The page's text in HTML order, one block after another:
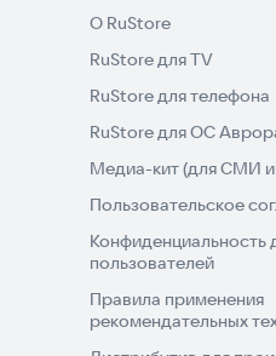
О RuStore
RuStore для TV
RuStore для телефона
RuStore для ОС
Медиа-кит (для СМИ и
Пользовательское
Конфиденциальность
пользователей
Правила применения
рекомендательных